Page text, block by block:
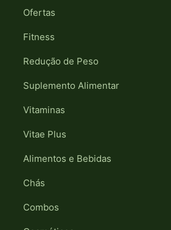
Ofertas
Fitness
Redução de Peso
Suplemento Alimentar
Vitaminas
Vitae Plus
Alimentos e Bebidas
Chás
Combos